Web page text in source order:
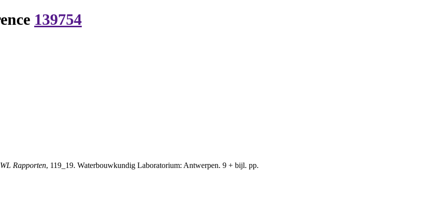
139754
WL Rapporten, 119_19. Waterbouwkundig Laboratorium: Antwerpen. 9 + bijl. pp.